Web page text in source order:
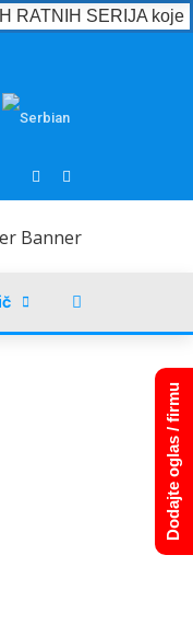
RATNIH SERIJA
Dodajte oglas / firmu